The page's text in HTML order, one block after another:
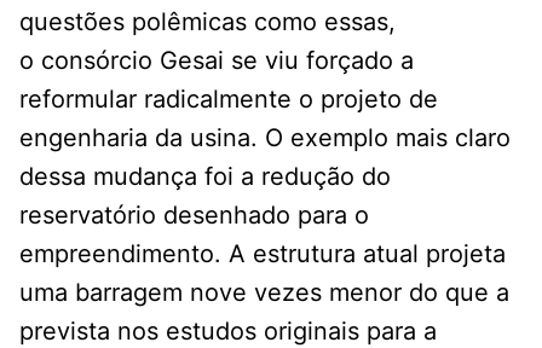
questões polêmicas como essas,
o consórcio Gesai se viu forçado a
reformular radicalmente o projeto de
engenharia da usina. O exemplo mais claro
dessa mudança foi a redução do
reservatório desenhado para o
empreendimento. A estrutura atual projeta
uma barragem nove vezes menor do que a
prevista nos estudos originais para a